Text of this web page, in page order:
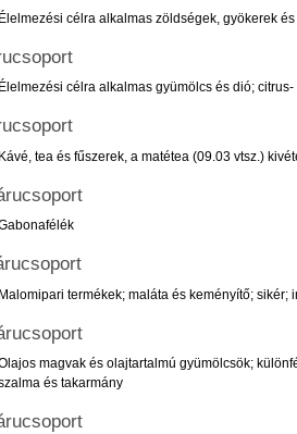
Élelmezési célra alkalmas zöldségek, gyökerek
Élelmezési célra alkalmas gyümölcs és dió;
Kávé, tea és fűszerek, a matétea (09.03 vtsz.)
Malomipari termékek; maláta és keményítő; sikér;
magvak és olajtartalmú gyümölcsök;
és takarmány